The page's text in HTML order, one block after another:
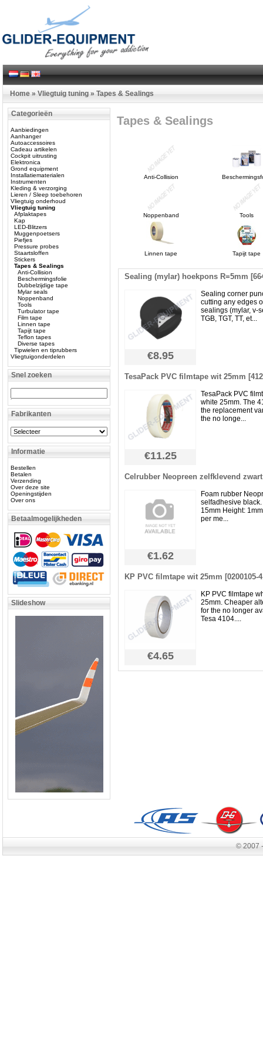
Home » Vliegtuig tuning » Tapes & Sealings
Categorieën
Aanbiedingen
Aanhanger
Autoaccessoires
Cadeau artikelen
Cockpit uitrusting
Elektronica
Grond equipment
Installatiematerialen
Instrumenten
Kleding & verzorging
Lieren / Sleep toebehoren
Vliegtuig onderhoud
Vliegtuig tuning
Afplaktapes
Kap
LED-Blitzers
Muggenpoetsers
Piefjes
Pressure probes
Staartsloffen
Stickers
Tapes & Sealings
Anti-Collision
Beschermingsfolie
Dubbelzijdige tape
Mylar seals
Noppenband
Tools
Turbulator tape
Film tape
Linnen tape
Tapijt tape
Teflon tapes
Diverse tapes
Tipwielen en tiprubbers
Vliegtuigonderdelen
Snel zoeken
Fabrikanten
Informatie
Bestellen
Betalen
Verzending
Over deze site
Openingstijden
Over ons
Betaalmogelijkheden
Slideshow
Tapes & Sealings
Anti-Collision
Noppenband Tools
Linnen tape Tapijt tape
Sealing (mylar) hoekpons R=5mm
Sealing corner
cutting any edges
sealings (mylar, v-
TGB, TGT, TT, et...
€8.95
TesaPack PVC filmtape wit 25mm
TesaPack PVC
white 25mm. The
the replacement
the no longe...
€11.25
Celrubber Neopreen zelfklevend
Foam rubber
selfadhesive black.
15mm Height:
per me...
€1.62
KP PVC filmtape wit 25mm [0200105-
KP PVC filmtape
25mm. Cheaper
for the no longer
Tesa 4104....
€4.65
© 2007